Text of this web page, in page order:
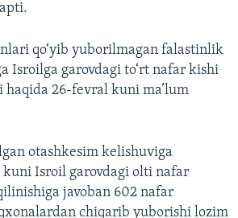
qo‘yib yuborilmagan falastinlik
Isroilga garovdagi to‘rt nafar kishi
26-fevral kuni ma’lum
otashkesim kelishuviga
Isroil garovdagi olti nafar
javoban 602 nafar
chiqarib yuborishi lozim